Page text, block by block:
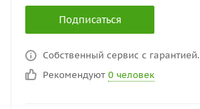
Подписаться
Собственный сервис с гарантией.
Рекомендуют 0 человек